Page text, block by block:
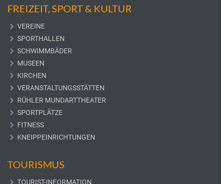
FREIZEIT, SPORT & KULTUR
VEREINE
SPORTHALLEN
SCHWIMMBÄDER
MUSEEN
KIRCHEN
VERANSTALTUNGSSTÄTTEN
RÜHLER MUNDARTTHEATER
SPORTPLÄTZE
FITNESS
KNEIPPEINRICHTUNGEN
TOURISMUS
TOURIST-INFORMATION